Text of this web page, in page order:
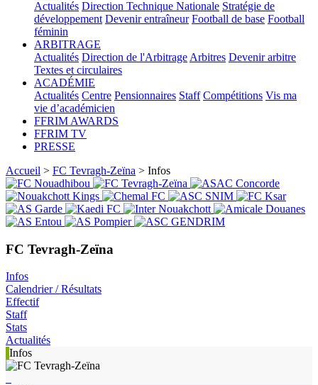
Actualités Direction Technique Nationale Stratégie de
développement Devenir entraîneur Football de base Football
féminin
ARBITRAGE
Actualités Direction de l'Arbitrage Arbitres Devenir arbitre
Textes et circulaires
ACADÉMIE
Actualités Centre Pensionnaires Staff Compétitions Vis ma
vie d’académicien
FFRIM AWARDS
FFRIM TV
PRESSE
Accueil > FC Tevragh-Zeïna > Infos
FC Tevragh-Zeïna
Infos
Calendrier / Résultats
Effectif
Staff
Stats
Actualités
Infos